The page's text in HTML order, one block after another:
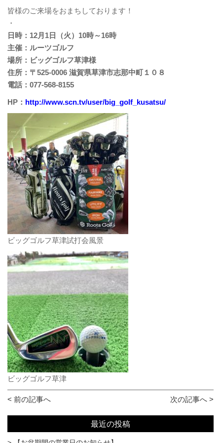
皆様のご来場をおまちしております！
・
日時：12月1日（火）10時～16時
主催：ルーツゴルフ
場所：ビッグゴルフ草津様
住所：〒525-0006 滋賀県草津市志那中町１０８
電話：077-568-8155
HP： http://www.scn.tv/user/big_golf_kusatsu/
ビッグゴルフ草津試打会風景
ビッグゴルフ草津
< 前の記事へ 次の記事へ >
最近の投稿